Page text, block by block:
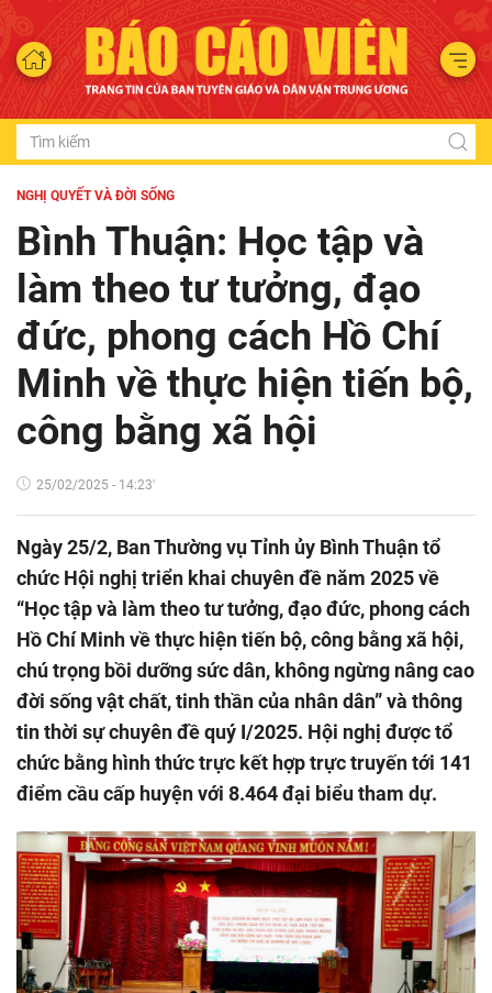
NGHỊ QUYẾT VÀ ĐỜI SỐNG
Bình Thuận: Học tập và
làm theo tư tưởng, đạo
đức, phong cách Hồ Chí
Minh về thực hiện tiến bộ,
công bằng xã hội
25/02/2025 - 14:23'
Ngày 25/2, Ban Thường vụ Tỉnh ủy Bình Thuận tổ
chức Hội nghị triển khai chuyên đề năm 2025 về
“Học tập và làm theo tư tưởng, đạo đức, phong cách
Hồ Chí Minh về thực hiện tiến bộ, công bằng xã hội,
chú trọng bồi dưỡng sức dân, không ngừng nâng cao
đời sống vật chất, tinh thần của nhân dân” và thông
tin thời sự chuyên đề quý I/2025. Hội nghị được tổ
chức bằng hình thức trực kết hợp trực truyến tới 141
điểm cầu cấp huyện với 8.464 đại biểu tham dự.